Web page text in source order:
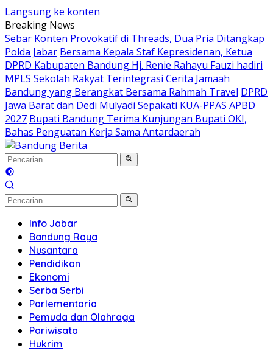
Langsung ke konten
Breaking News
Sebar Konten Provokatif di Threads, Dua Pria Ditangkap
Polda Jabar Bersama Kepala Staf Kepresidenan, Ketua
DPRD Kabupaten Bandung Hj. Renie Rahayu Fauzi hadiri
MPLS Sekolah Rakyat Terintegrasi Cerita Jamaah
Bandung yang Berangkat Bersama Rahmah Travel DPRD
Jawa Barat dan Dedi Mulyadi Sepakati KUA-PPAS APBD
2027 Bupati Bandung Terima Kunjungan Bupati OKI,
Bahas Penguatan Kerja Sama Antardaerah
Info Jabar
Bandung Raya
Nusantara
Pendidikan
Ekonomi
Serba Serbi
Parlementaria
Pemuda dan Olahraga
Pariwisata
Hukrim